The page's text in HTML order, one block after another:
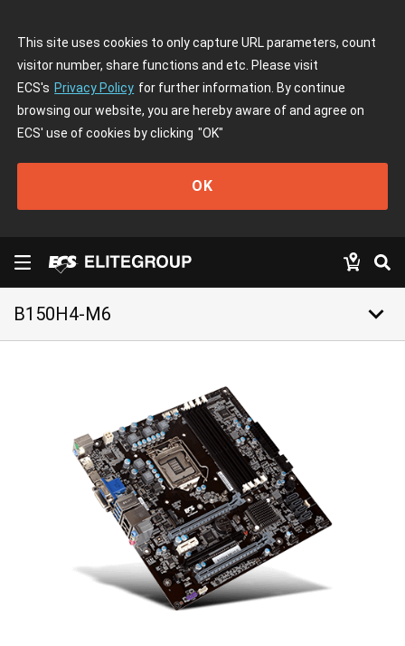
This site uses cookies to only capture URL parameters, count
visitor number, share functions and etc. Please visit
ECS's Privacy Policy for further information. By continue
browsing our website, you are hereby aware of and agree on
ECS' use of cookies by clicking "OK"
OK
B150H4-M6 keyboard_arrow_down